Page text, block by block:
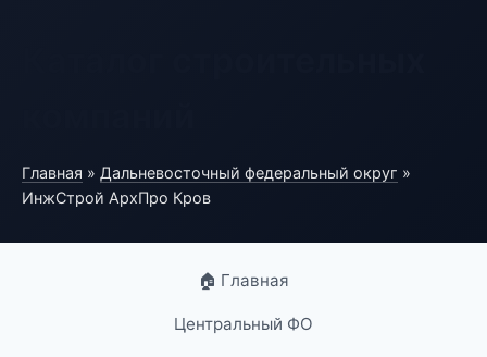
Главная » Дальневосточный федеральный округ »
ИнжСтрой АрхПро Кров
🏠 Главная
Центральный ФО